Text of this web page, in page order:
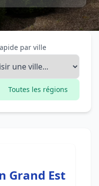
par ville
Toutes les régions
Grand Est